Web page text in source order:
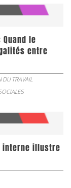
le
entre
DU TRAVAIL
interne illustre